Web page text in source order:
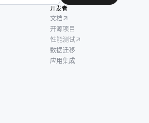
开发者
文档
开源项目
性能测试
数据迁移
应用集成